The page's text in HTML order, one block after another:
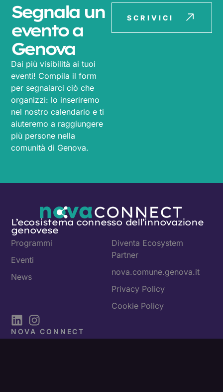
Segnala un
evento a
Genova
Dai più visibilità ai tuoi
eventi! Compila il form
per segnalarci ciò che
organizzi: lo inseriremo
nel nostro calendario e ti
aiuteremo a raggiungere
più persone nella
comunità di Genova.
SCRIVICI
L’ecosistema connesso dell’innovazione
genovese
Programmi
Eventi
News
Diventa Ecosystem
Partner
nova.comune.genova.it
Privacy Policy
Cookie Policy
NOVA CONNECT